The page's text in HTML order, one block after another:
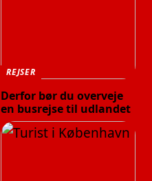
REJSER
Derfor bør du overveje
en busrejse til udlandet